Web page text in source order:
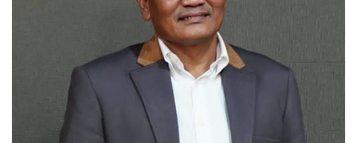
Ketentuan dan Layanan
Pedoman Media Siber